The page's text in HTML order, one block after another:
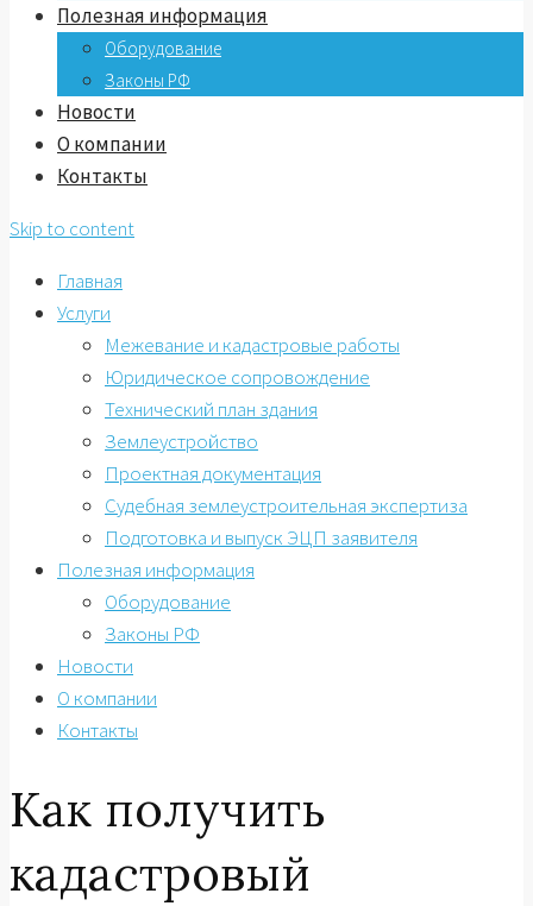
Полезная информация
Оборудование
Законы РФ
Новости
О компании
Контакты
Skip to content
Главная
Услуги
Межевание и кадастровые работы
Юридическое сопровождение
Технический план здания
Землеустройство
Проектная документация
Судебная землеустроительная экспертиза
Подготовка и выпуск ЭЦП заявителя
Полезная информация
Оборудование
Законы РФ
Новости
О компании
Контакты
Как получить
кадастровый